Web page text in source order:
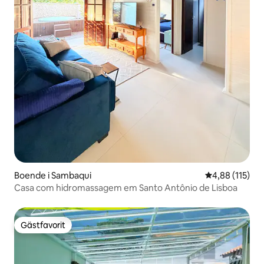
Boende i Sambaqui 4,88 av 5 i
4,88 (115)
Casa com hidromassagem em Santo Antônio de Lisboa
Gästfavorit
Gästfavorit